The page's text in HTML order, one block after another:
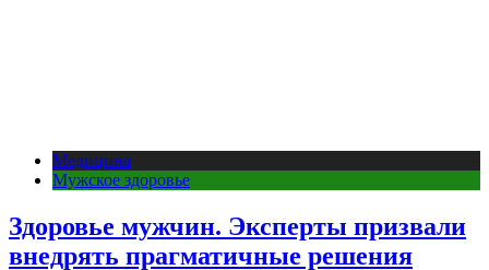
Медицина
Мужское здоровье
Здоровье мужчин. Эксперты призвали
внедрять прагматичные решения